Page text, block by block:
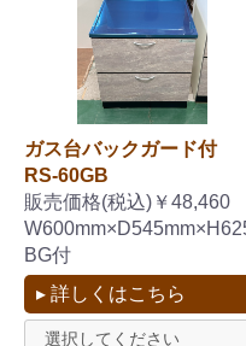
ガス台バックガード付
RS-60GB
販売価格(税込)￥48,460
BG付
▸ 詳しくはこちら
お買い物を続